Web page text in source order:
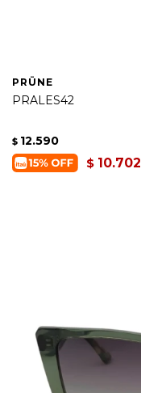
PRÜNE
PRALES42
$ 12.590
$ 10.702